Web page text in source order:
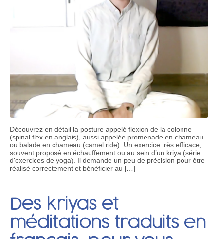
Découvrez en détail la posture appelé flexion de la colonne
(spinal flex en anglais), aussi appelée promenade en chameau
ou balade en chameau (camel ride). Un exercice très efficace,
souvent proposé en échauffement ou au sein d’un kriya (série
d’exercices de yoga). Il demande un peu de précision pour être
réalisé correctement et bénéficier au […]
Des kriyas et
méditations traduits en